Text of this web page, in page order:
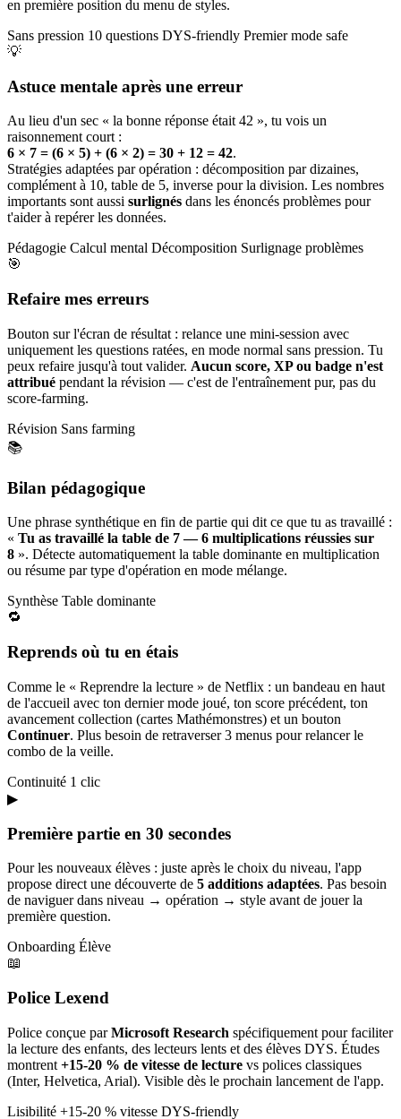
en première position du menu de styles.
Sans pression 10 questions DYS-friendly Premier mode safe
💡
Astuce mentale après une erreur
Au lieu d'un sec « la bonne réponse était 42 », tu vois un
raisonnement court :
6 × 7 = (6 × 5) + (6 × 2) = 30 + 12 = 42.
Stratégies adaptées par opération : décomposition par dizaines,
complément à 10, table de 5, inverse pour la division. Les nombres
importants sont aussi surlignés dans les énoncés problèmes pour
t'aider à repérer les données.
Pédagogie Calcul mental Décomposition Surlignage problèmes
🎯
Refaire mes erreurs
Bouton sur l'écran de résultat : relance une mini-session avec
uniquement les questions ratées, en mode normal sans pression. Tu
peux refaire jusqu'à tout valider. Aucun score, XP ou badge n'est
attribué pendant la révision — c'est de l'entraînement pur, pas du
score-farming.
Révision Sans farming
📚
Bilan pédagogique
Une phrase synthétique en fin de partie qui dit ce que tu as travaillé :
« Tu as travaillé la table de 7 — 6 multiplications réussies sur
8 ». Détecte automatiquement la table dominante en multiplication
ou résume par type d'opération en mode mélange.
Synthèse Table dominante
🔁
Reprends où tu en étais
Comme le « Reprendre la lecture » de Netflix : un bandeau en haut
de l'accueil avec ton dernier mode joué, ton score précédent, ton
avancement collection (cartes Mathémonstres) et un bouton
Continuer. Plus besoin de retraverser 3 menus pour relancer le
combo de la veille.
Continuité 1 clic
▶
Première partie en 30 secondes
Pour les nouveaux élèves : juste après le choix du niveau, l'app
propose direct une découverte de 5 additions adaptées. Pas besoin
de naviguer dans niveau → opération → style avant de jouer la
première question.
Onboarding Élève
📖
Police Lexend
Police conçue parMicrosoft Research spécifiquement pour faciliter
la lecture des enfants, des lecteurs lents et des élèves DYS. Études
montrent +15-20 % de vitesse de lecture vs polices classiques
(Inter, Helvetica, Arial). Visible dès le prochain lancement de l'app.
Lisibilité +15-20 % vitesse DYS-friendly